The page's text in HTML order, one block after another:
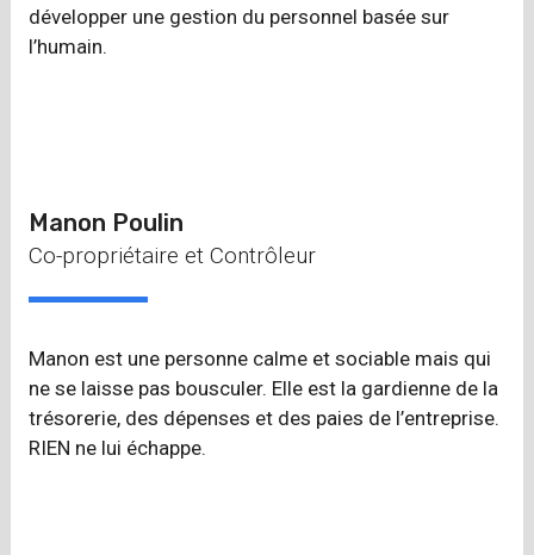
développer une gestion du personnel basée sur
l’humain.
Manon Poulin
Co-propriétaire et Contrôleur
Manon est une personne calme et sociable mais qui
ne se laisse pas bousculer. Elle est la gardienne de la
trésorerie, des dépenses et des paies de l’entreprise.
RIEN ne lui échappe.